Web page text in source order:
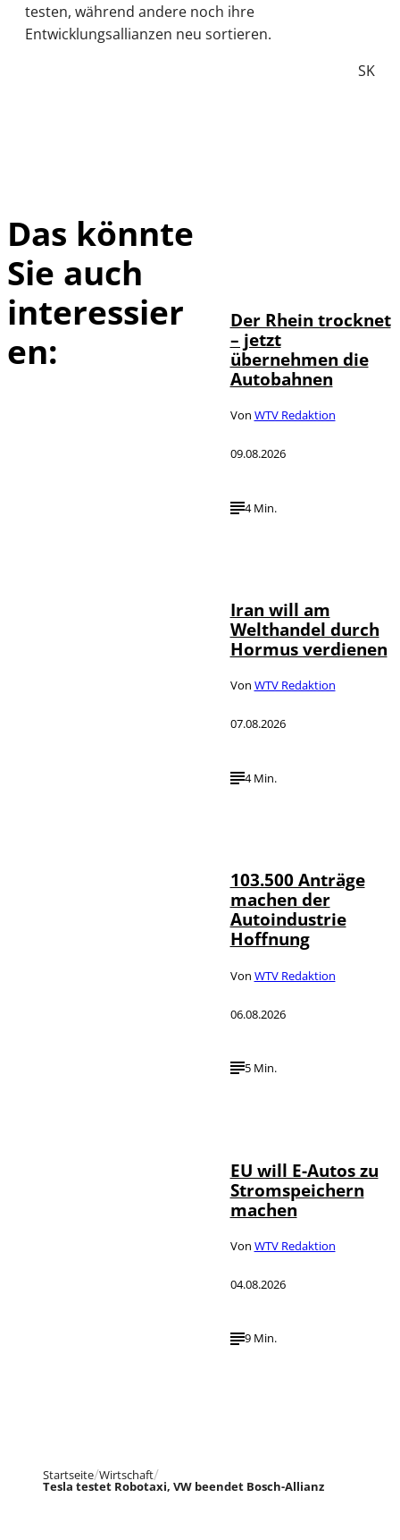
testen, während andere noch ihre
Entwicklungsallianzen neu sortieren.
SK
Das könnte
Sie auch
interessier
en:
Der Rhein trocknet
– jetzt
übernehmen die
Autobahnen
Von WTV Redaktion
09.08.2026
4 Min.
Iran will am
Welthandel durch
Hormus verdienen
Von WTV Redaktion
07.08.2026
4 Min.
103.500 Anträge
machen der
Autoindustrie
Hoffnung
Von WTV Redaktion
06.08.2026
5 Min.
EU will E-Autos zu
Stromspeichern
machen
Von WTV Redaktion
04.08.2026
9 Min.
Startseite Wirtschaft
Tesla testet Robotaxi, VW beendet Bosch-Allianz